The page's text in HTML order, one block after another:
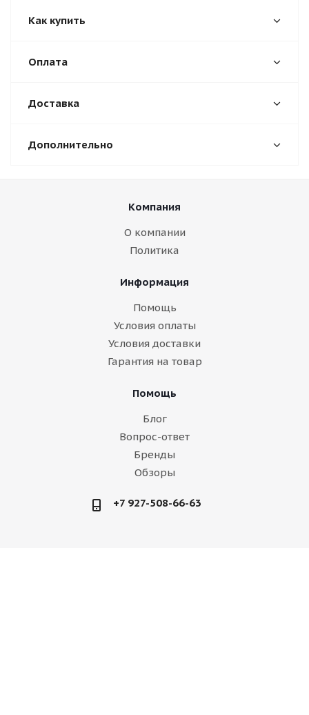
Как купить
Оплата
Доставка
Дополнительно
Компания
О компании
Политика
Информация
Помощь
Условия оплаты
Условия доставки
Гарантия на товар
Помощь
Блог
Вопрос-ответ
Бренды
Обзоры
+7 927-508-66-63